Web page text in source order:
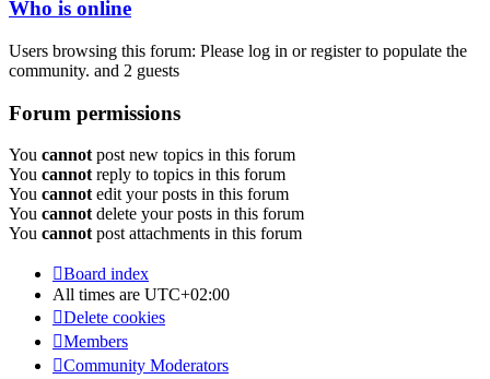
Who is online
Users browsing this forum: Please log in or register to populate the
community. and 2 guests
Forum permissions
You cannot post new topics in this forum
You cannot reply to topics in this forum
You cannot edit your posts in this forum
You cannot delete your posts in this forum
You cannot post attachments in this forum
Board index
All times are UTC+02:00
Delete cookies
Members
Community Moderators